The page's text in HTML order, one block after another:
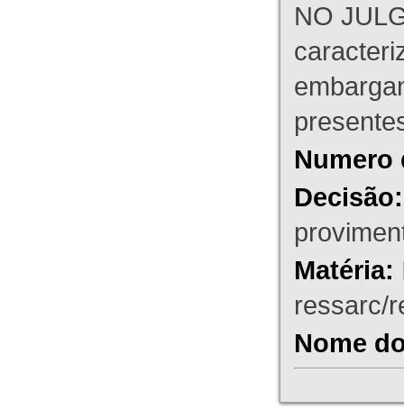
NO
Numero
Decisão:
Matéria:
ressarc/
Nome